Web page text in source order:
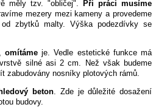
měly tzv. "obličej".
Při práci musíme
mezery mezi kameny a provedeme
zbytků malty. Výška podezdívky se
omítáme je. Vedle estetické funkce má
silné asi 2 cm. Než však budeme
zabudovány nosníky plotových rámů.
beton. Zde je důležité dosažení
budovy.